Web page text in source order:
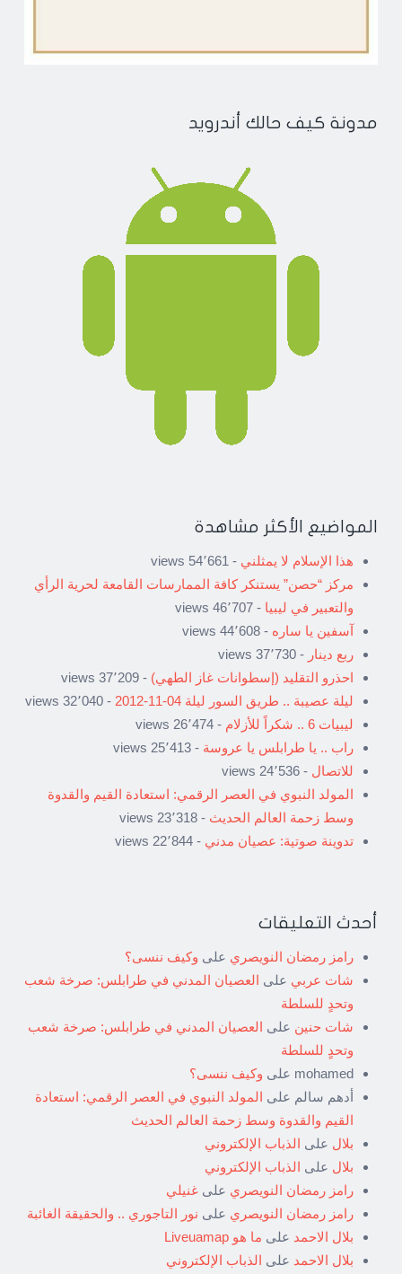
مدونة كيف حالك أندرويد
المواضيع الأكثر مشاهدة
هذا الإسلام لا يمثلني - 54٬661 views
مركز “حصن” يستنكر كافة الممارسات القامعة لحرية الرأي
والتعبير في ليبيا - 46٬707 views
آسفين يا ساره - 44٬608 views
ربع دينار - 37٬730 views
احذرو التقليد (إسطوانات غاز الطهي) - 37٬209 views
ليلة عصيبة .. طريق السور ليلة 04-11-2012
- 32٬040 views
ليبيات 6 .. شكراً للأزلام
- 26٬474 views
راب .. يا طرابلس يا عروسة - 25٬413 views
للاتصال - 24٬536 views
المولد النبوي في العصر الرقمي: استعادة القيم والقدوة
وسط زحمة العالم الحديث - 23٬318 views
تدوينة صوتية: عصيان مدني - 22٬844 views
أحدث التعليقات
رامز رمضان النويصري على وكيف ننسى؟
شات عربي على العصيان المدني في طرابلس: صرخة شعب
وتحدٍ للسلطة
شات حنين على العصيان المدني في طرابلس: صرخة شعب
وتحدٍ للسلطة
mohamed على وكيف ننسى؟
أدهم سالم على المولد النبوي في العصر الرقمي: استعادة
القيم والقدوة وسط زحمة العالم الحديث
بلال على الذباب الإلكتروني
بلال على الذباب الإلكتروني
رامز رمضان النويصري على غنيلي
رامز رمضان النويصري على نور التاجوري .. والحقيقة الغائبة
بلال الاحمد على ما هو Liveuamap
بلال الاحمد على الذباب الإلكتروني